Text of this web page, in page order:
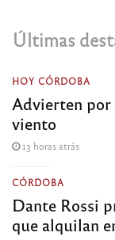
Últimas
HOY CÓRDOBA
Advierten por
viento
13 horas atrás
CÓRDOBA
Dante Rossi
que alquilan